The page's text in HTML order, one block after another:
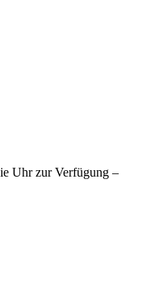
Uhr zur Verfügung –